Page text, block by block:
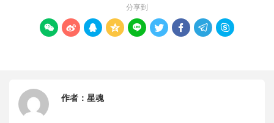
分享到
        
作者： 星魂